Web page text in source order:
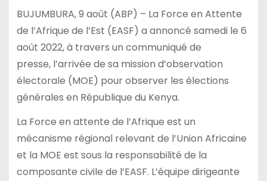
BUJUMBURA, 9 août (ABP) – La Force en Attente
de l’Afrique de l’Est (EASF) a annoncé samedi le 6
août 2022, à travers un communiqué de
presse, l’arrivée de sa mission d’observation
électorale (MOE) pour observer les élections
générales en République du Kenya.
La Force en attente de l’Afrique est un
mécanisme régional relevant de l’Union Africaine
et la MOE est sous la responsabilité de la
composante civile de l’EASF. L’équipe dirigeante